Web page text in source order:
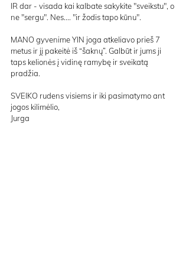
IR dar - visada kai kalbate sakykite "sveikstu", o
ne "sergu". Nes.... "ir žodis tapo kūnu".
MANO gyvenime YIN joga atkeliavo prieš 7
metus ir jį pakeitė iš “šaknų”. Galbūt ir jums ji
taps kelionės į vidinę ramybę ir sveikatą
pradžia.
SVEIKO rudens visiems ir iki pasimatymo ant
jogos kilimėlio,
Jurga